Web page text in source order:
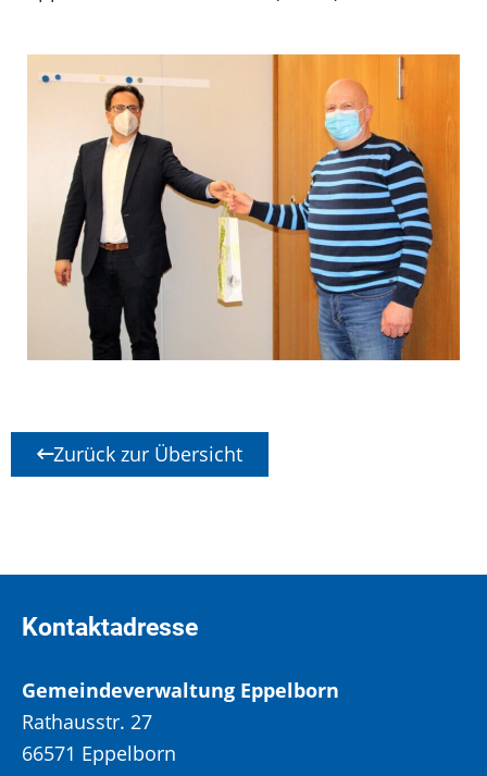
Zurück zur Übersicht
Kontaktadresse
Gemeindeverwaltung Eppelborn
Rathausstr. 27
66571 Eppelborn